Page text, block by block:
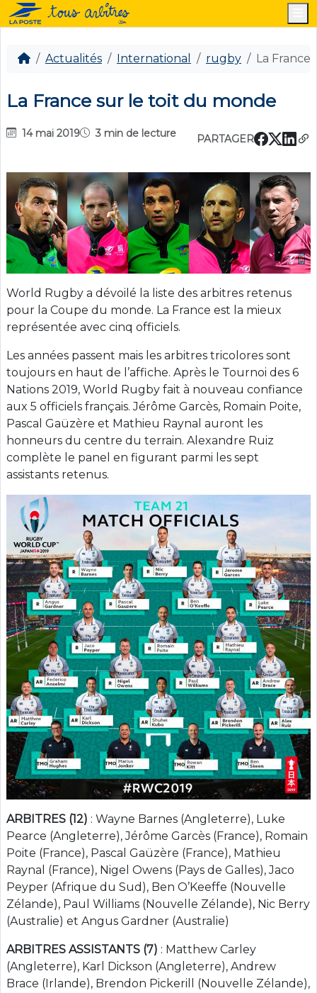
Actualités International rugby La
La France sur le toit du monde
14 mai 2019 3 min de lecture PARTAGER
World Rugby a dévoilé la liste des arbitres retenus
pour la Coupe du monde. La France est la mieux
représentée avec cinq officiels.
Les années passent mais les arbitres tricolores sont
toujours en haut de l’affiche. Après le Tournoi des 6
Nations 2019, World Rugby fait à nouveau confiance
aux 5 officiels français. Jérôme Garcès, Romain Poite,
Pascal Gaüzère et Mathieu Raynal auront les
honneurs du centre du terrain. Alexandre Ruiz
complète le panel en figurant parmi les sept
assistants retenus.
ARBITRES (12) : Wayne Barnes (Angleterre), Luke
Pearce (Angleterre), Jérôme Garcès (France), Romain
Poite (France), Pascal Gaüzère (France), Mathieu
Raynal (France), Nigel Owens (Pays de Galles), Jaco
Peyper (Afrique du Sud), Ben O’Keeffe (Nouvelle
Zélande), Paul Williams (Nouvelle Zélande), Nic Berry
(Australie) et Angus Gardner (Australie)
ARBITRES ASSISTANTS (7) : Matthew Carley
(Angleterre), Karl Dickson (Angleterre), Andrew
Brace (Irlande), Brendon Pickerill (Nouvelle Zélande),